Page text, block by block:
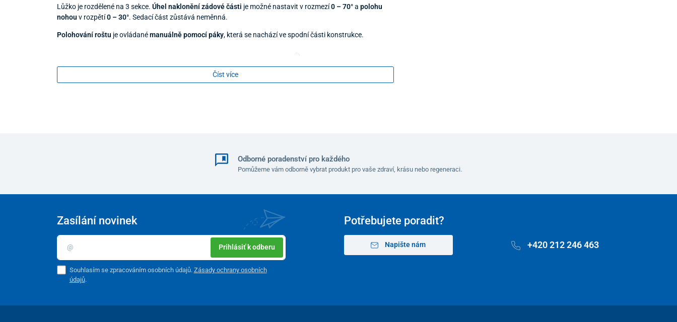
Lůžko je rozdělené na 3 sekce. Úhel naklonění zádové části je možné nastavit v rozmezí0 – 70°a polohu
nohou v rozpětí0 – 30°. Sedací část zůstává neměnná.
Polohování roštu je ovládanémanuálně pomocí páky, která se nachází ve spodní části konstrukce.
Číst více
Odborné poradenství pro každého
Pomůžeme vám odborně vybrat produkt pro vaše zdraví, krásu nebo regeneraci.
Potřebujete poradit?
Napište nám +420 212 246 463
Zasílání novinek
Prihlásiť k odberu
Souhlasím se zpracováním osobních údajů. Zásady ochrany osobních
údajů.